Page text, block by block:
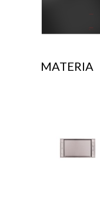
MATERIA